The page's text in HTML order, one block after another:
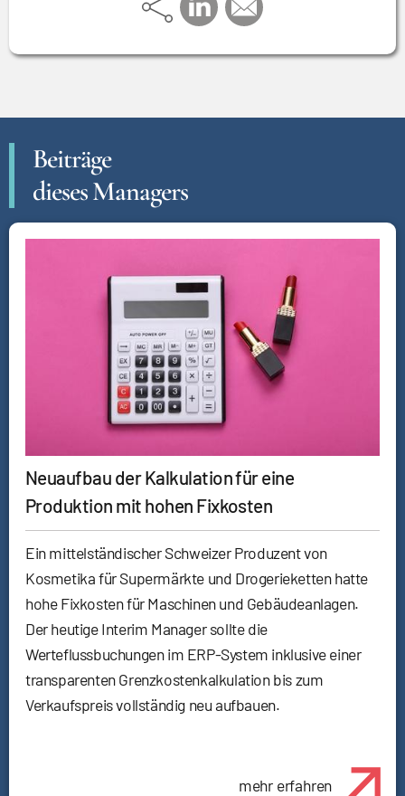
Beiträge
dieses Managers
Neuaufbau der Kalkulation für eine
Produktion mit hohen Fixkosten
Ein mittelständischer Schweizer Produzent von
Kosmetika für Supermärkte und Drogerieketten hatte
hohe Fixkosten für Maschinen und Gebäudeanlagen.
Der heutige Interim Manager sollte die
Werteflussbuchungen im ERP-System inklusive einer
transparenten Grenzkostenkalkulation bis zum
Verkaufspreis vollständig neu aufbauen.
mehr erfahren